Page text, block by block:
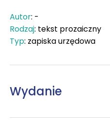
Autor: -
Rodzaj: tekst prozaiczny
Typ: zapiska urzędowa
Wydanie